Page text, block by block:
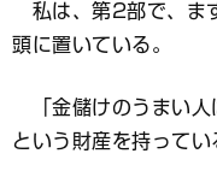
私は、第2部で、ま
頭に置いている。
「金儲けのうまい人
という財産を持ってい